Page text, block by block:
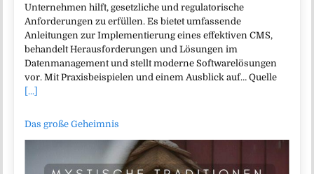
Unternehmen hilft, gesetzliche und regulatorische
Anforderungen zu erfüllen. Es bietet umfassende
Anleitungen zur Implementierung eines effektiven CMS,
behandelt Herausforderungen und Lösungen im
Datenmanagement und stellt moderne Softwarelösungen
vor. Mit Praxisbeispielen und einem Ausblick auf… Quelle
[...]
Das große Geheimnis